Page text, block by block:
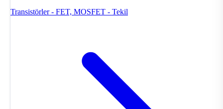
Transistörler - FET, MOSFET - Tekil